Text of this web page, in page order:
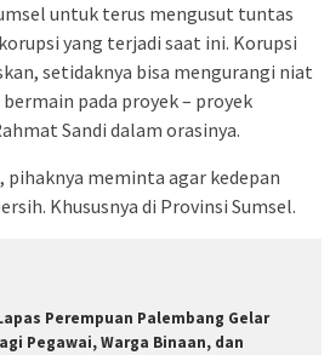
untuk terus mengusut tuntas
yang terjadi saat ini. Korupsi
setidaknya bisa mengurangi niat
pada proyek – proyek
Sandi dalam orasinya.
pihaknya meminta agar kedepan
Khususnya di Provinsi Sumsel.
Perempuan Palembang Gelar
Pegawai, Warga Binaan, dan